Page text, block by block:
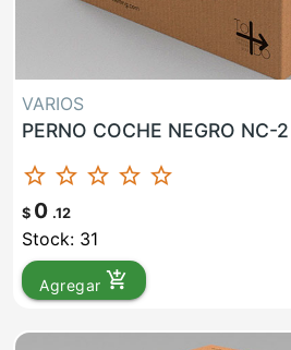
VARIOS
PERNO COCHE NEGRO NC-
star_border star_border star_border star_border star_border
$ 0 .12
Stock: 31
Agregar add_shopping_cart